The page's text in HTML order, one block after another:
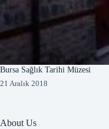
Bursa Sağlık Tarihi Müzesi
21 Aralık 2018
About Us